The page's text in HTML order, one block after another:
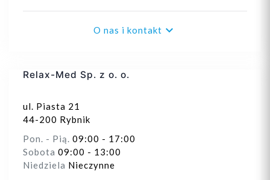
O nas i kontakt 
Relax-Med Sp. z o. o.
ul. Piasta 21
44-200 Rybnik
Pon. - Pią. 09:00 - 17:00
Sobota 09:00 - 13:00
Niedziela Nieczynne